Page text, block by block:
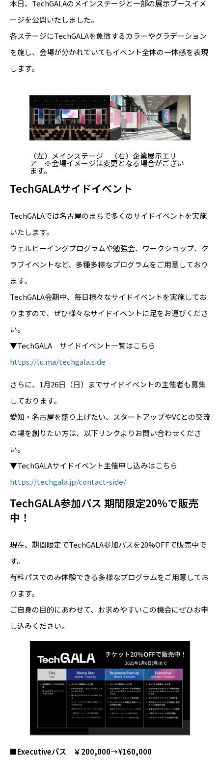
本日、TechGALAのメインステージと一部の展示ブースイメ
ージを公開いたしました。
各ステージにTechGALAを象徴するカラーやグラデーション
を施し、会場が分かれていてもイベント全体の一体感を表現
します。
（左）メインステージ （右）企業展示エリ
ア ※会場イメージは変更となる場合がござい
ます。
TechGALAサイドイベント
TechGALAでは名古屋のまちで多くのサイドイベントを実施
いたします。
ウェルビーイングプログラムや勉強会、ワークショップ、ク
ラブイベントなど、多種多様なプログラムをご用意しており
ます。
TechGALA会期中、毎日様々なサイドイベントを実施してお
りますので、ぜひ様々なサイドイベントに足をお運びくださ
い。
▼TechGALA サイドイベント一覧はこちら
https://lu.ma/techgala.side
さらに、1月26日（日）までサイドイベントの主催者も募集
しております。
愛知・名古屋を盛り上げたい、スタートアップやVCとの交流
の場を創りたい方は、以下リンクよりお問い合わせくださ
い。
▼TechGALAサイドイベント主催申し込みはこちら
https://techgala.jp/contact-side/
TechGALA参加パス 期間限定20%で販売
中！
現在、期間限定でTechGALA参加パスを20%OFFで販売中で
す。
有料パスでのみ体験できる多様なプログラムをご用意してお
ります。
ご自身の目的にあわせて、お求めやすいこの機会にぜひお申
し込みください。
■Executiveパス ￥200,000→¥160,000